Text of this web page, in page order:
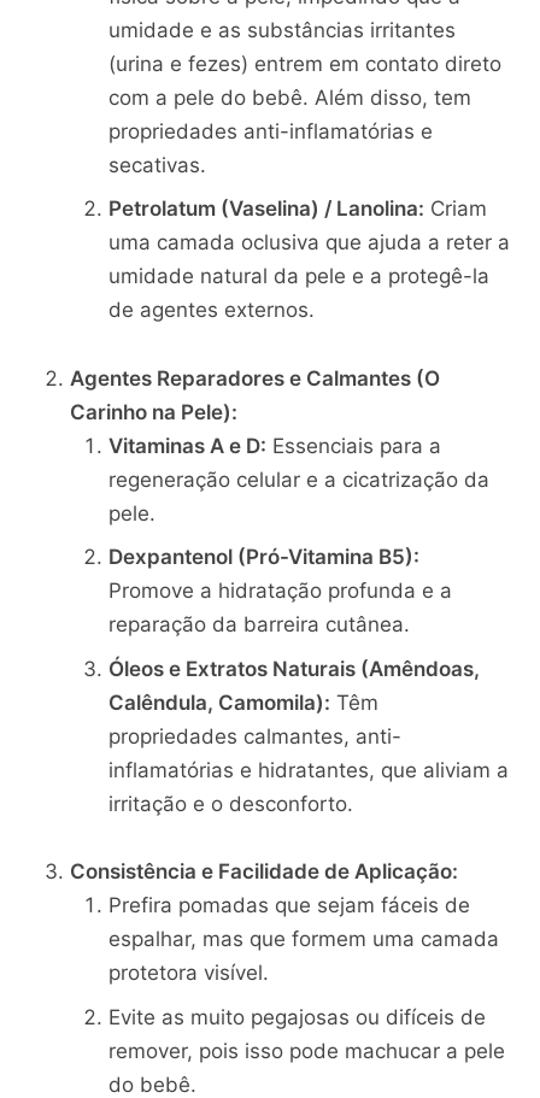
umidade e as substâncias irritantes
(urina e fezes) entrem em contato direto
com a pele do bebê. Além disso, tem
propriedades anti-inflamatórias e
secativas.
Petrolatum (Vaselina) / Lanolina: Criam
uma camada oclusiva que ajuda a reter a
umidade natural da pele e a protegê-la
de agentes externos.
Agentes Reparadores e Calmantes (O
Carinho na Pele):
Vitaminas A e D: Essenciais para a
regeneração celular e a cicatrização da
pele.
Dexpantenol (Pró-Vitamina B5):
Promove a hidratação profunda e a
reparação da barreira cutânea.
Óleos e Extratos Naturais (Amêndoas,
Calêndula, Camomila): Têm
propriedades calmantes, anti-
inflamatórias e hidratantes, que aliviam a
irritação e o desconforto.
Consistência e Facilidade de Aplicação:
Prefira pomadas que sejam fáceis de
espalhar, mas que formem uma camada
protetora visível.
Evite as muito pegajosas ou difíceis de
remover, pois isso pode machucar a pele
do bebê.